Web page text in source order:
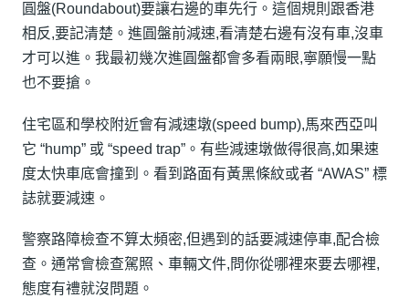
圓盤(Roundabout)要讓右邊的車先行。這個規則跟香港
相反,要記清楚。進圓盤前減速,看清楚右邊有沒有車,沒車
才可以進。我最初幾次進圓盤都會多看兩眼,寧願慢一點
也不要搶。
住宅區和學校附近會有減速墩(speed bump),馬來西亞叫
它 “hump” 或 “speed trap”。有些減速墩做得很高,如果速
度太快車底會撞到。看到路面有黃黑條紋或者 “AWAS” 標
誌就要減速。
警察路障檢查不算太頻密,但遇到的話要減速停車,配合檢
查。通常會檢查駕照、車輛文件,問你從哪裡來要去哪裡,
態度有禮就沒問題。